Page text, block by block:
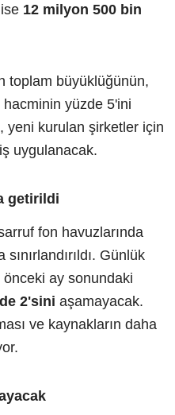
12 milyon 500 bin
toplam büyüklüğünün,
yüzde 5'ini
yeni kurulan şirketler için
uygulanacak.
getirildi
fon havuzlarında
Günlük
ay sonundaki
2'sini aşamayacak.
ve kaynakların daha